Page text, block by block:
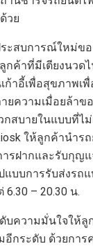
วย
ระสบการณ์ใหม่ข
กค้าที่มีเตียงนวดไ
ก้าอี้เพื่อสุขภาพเ
ยความเมื่อยล้าข
สบายในแบบที่ไ
ให้ลูกค้านำร
ารฝากและรับกุญ
แบบการรับส่งรถ
6.30 – 20.30 น.
บความมั่นใจให้ลู
อีกระดับ ด้วยกา